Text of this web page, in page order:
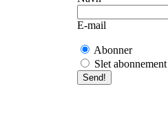
E-mail
Abonner
Slet abonnement